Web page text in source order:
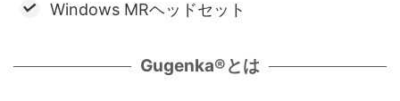
Windows MRヘッドセット
Gugenka®とは